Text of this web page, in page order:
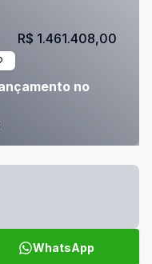
no
R$ 1.461.408,00
WhatsApp